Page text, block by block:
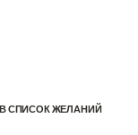
СПИСОК ЖЕЛАНИЙ